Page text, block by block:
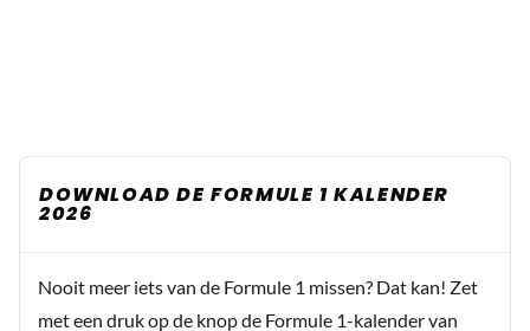
DOWNLOAD DE FORMULE 1 KALENDER
2026
Nooit meer iets van de Formule 1 missen? Dat kan! Zet
met een druk op de knop de Formule 1-kalender van